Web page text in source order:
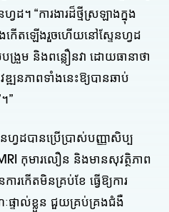
ដ។ “ការងារដ៏ថ្មីស្រឡាងក្នុង
កើតឡើងរួចហើយនៅស្ទែនហ្វដ
រួម និងពន្លឿនវា ដោយធានាថា
ឍនភាពទាំងនេះឱ្យបានឆាប់
”
ហ្វដបានប្រើប្រាស់បញ្ញាសិប្ប
កុមារលឿន និងមានសុវត្ថិភាព
រកើតមិនគ្រប់ខែ ធ្វើឱ្យការ
ផ្ទាល់ខ្លួន ជួយគ្រប់គ្រងជំងឺ